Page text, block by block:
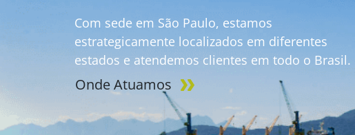
Com sede em São Paulo, estamos
estrategicamente localizados em diferentes
estados e atendemos clientes em todo o Brasil.
Onde Atuamos